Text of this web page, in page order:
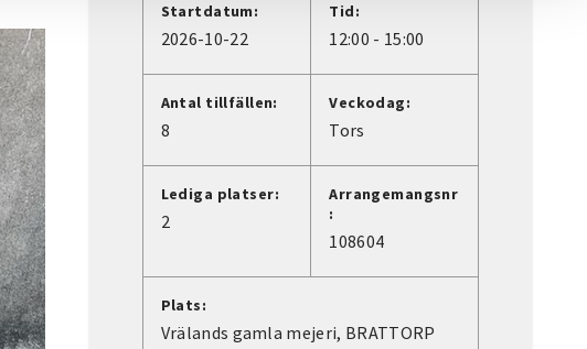
Startdatum:
2026-10-22
Tid:
12:00 - 15:00
Antal tillfällen:
8
Veckodag:
Tors
Lediga platser:
2
Arrangemangsnr
:
108604
Plats:
Vrälands gamla mejeri, BRATTORP